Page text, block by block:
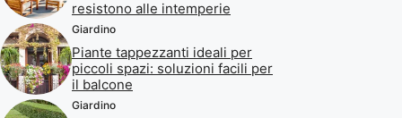
resistono alle intemperie
Giardino
Piante tappezzanti ideali per
piccoli spazi: soluzioni facili per
il balcone
Giardino